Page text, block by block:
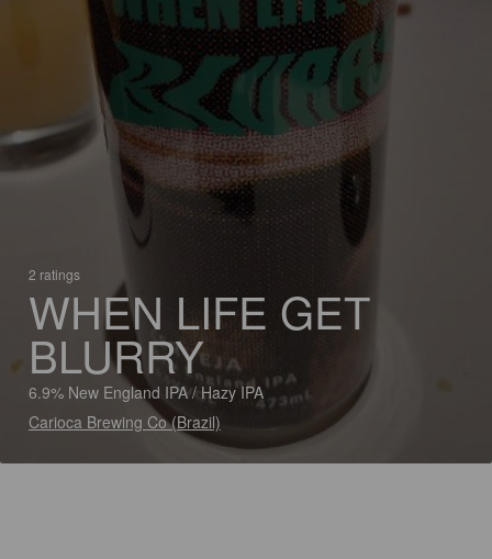
2 ratings
WHEN LIFE GET
BLURRY
6.9% New England IPA / Hazy IPA
Carioca Brewing Co (Brazil)